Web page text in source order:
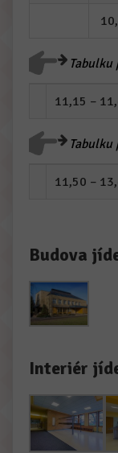
Tabulku
11,15 –
Tabulku
11,50 –
Budova
Interiér